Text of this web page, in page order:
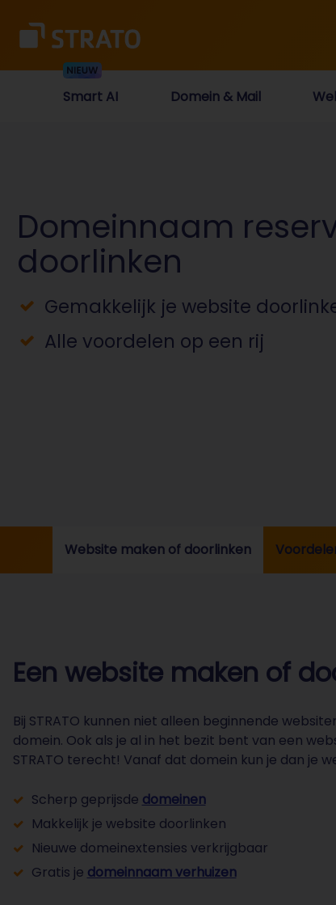
Smart AI Domein & Mail
Domeinnaam
doorlinken
Gemakkelijk je website
Alle voordelen op een rij
Website maken of doorlinken
Een website maken of
Bij STRATO kunnen niet alleen beginnende
domein. Ook als je al in het bezit bent van een
STRATO terecht! Vanaf dat domein kun je dan je
Scherp geprijsde domeinen
Makkelijk je website doorlinken
Nieuwe domeinextensies verkrijgbaar
Gratis je domeinnaam verhuizen